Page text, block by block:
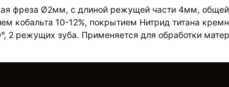
фреза Ø2мм, с длиной режущей части 4мм, общей
кобальта 10-12%, покрытием Нитрид титана
2 режущих зуба. Применяется для обработки